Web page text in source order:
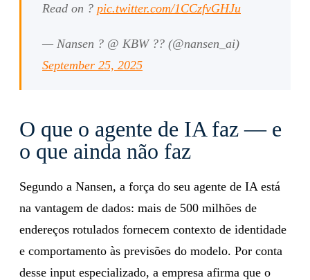
Read on ? pic.twitter.com/1CCzfvGHJu
— Nansen ? @ KBW ?? (@nansen_ai)
September 25, 2025
O que o agente de IA faz — e
o que ainda não faz
Segundo a Nansen, a força do seu agente de IA está
na vantagem de dados: mais de 500 milhões de
endereços rotulados fornecem contexto de identidade
e comportamento às previsões do modelo. Por conta
desse input especializado, a empresa afirma que o